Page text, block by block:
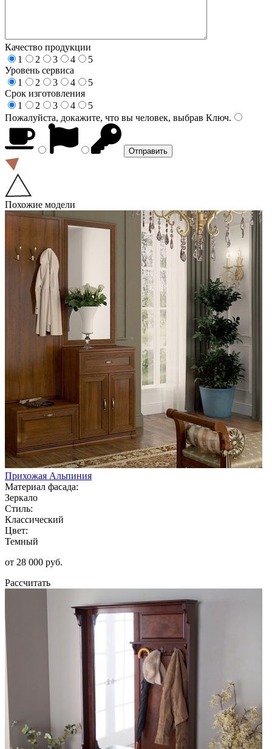
Качество продукции
1
2 3 4
5
Уровень сервиса
1
2 3 4
5
Срок изготовления
1
2 3 4
5
Пожалуйста, докажите, что вы человек, выбрав Ключ.
Похожие модели
Прихожая Альпиния
Материал фасада:
Зеркало
Стиль:
Классический
Цвет:
Темный
от 28 000 руб.
Рассчитать